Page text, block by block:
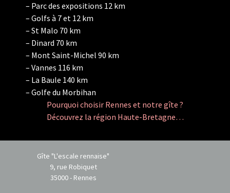
– Parc des expositions 12 km
– Golfs à 7 et 12 km
– St Malo 70 km
– Dinard 70 km
– Mont Saint-Michel 90 km
– Vannes 116 km
– La Baule 140 km
– Golfe du Morbihan
Pourquoi choisir Rennes et notre gîte ?
Découvrez la région Haute-Bretagne…
Gîte "L'escale rennaise"
9, rue Robiquet
35000 - Rennes